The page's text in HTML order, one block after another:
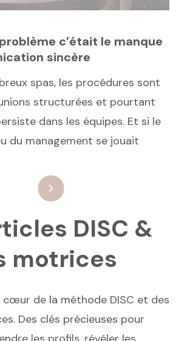
c’était le manque
sincère
spas, les procédures sont
structurées et pourtant
dans les équipes. Et si le
du management se jouait
Lire la suite: Et si le vrai problème c’était
DISC &
motrices
cœur de la méthode DISC et des
Des clés précieuses pour